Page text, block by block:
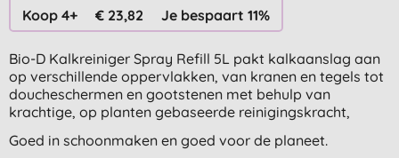
Koop 4+
€ 23,82 Je bespaart 11%
Bio-D Kalkreiniger Spray Refill 5L pakt kalkaanslag aan
op verschillende oppervlakken, van kranen en tegels tot
doucheschermen en gootstenen met behulp van
krachtige, op planten gebaseerde reinigingskracht,
Goed in schoonmaken en goed voor de planeet.